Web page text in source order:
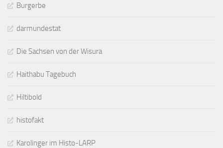
Burgerbe
darmundestat
Die Sachsen von der Wisura
Haithabu Tagebuch
Hiltibold
histofakt
Karolinger im Histo-LARP